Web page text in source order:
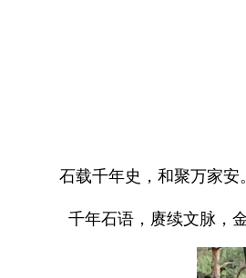
石载千年史，和聚万家安。
千年石语，赓续文脉，